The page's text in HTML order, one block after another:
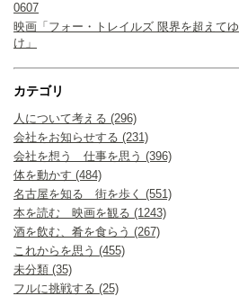
0607
映画「フォー・トレイルズ 限界を超えてゆ
け」
カテゴリ
人について考える (296)
会社をお知らせする (231)
会社を想う 仕事を思う (396)
体を動かす (484)
名古屋を知る 街を歩く (551)
本を読む 映画を観る (1243)
酒を飲む、肴を食らう (267)
これからを思う (455)
未分類 (35)
フルに挑戦する (25)